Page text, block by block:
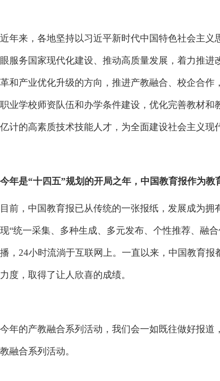
近年来，各地坚持以习近平新时代中国特色社会主
眼服务国家现代化建设、推动高质量发展，着力推
革和产业优化升级的方向，推进产教融合、校企合
职业学校师资队伍和办学条件建设，优化完善教材
亿计的高素质技术技能人才，为全面建设社会主义现
今年是“十四五”规划的开局之年，中国教育报作为
目前，中国教育报已从传统的一张报纸，发展成为
现“统一采集、多种生成、多元发布、个性推荐、融
播，24小时流淌于互联网上。一直以来，中国教育
力度，取得了让人欣喜的成绩。
今年的产教融合系列活动，我们会一如既往做好报
教融合系列活动。